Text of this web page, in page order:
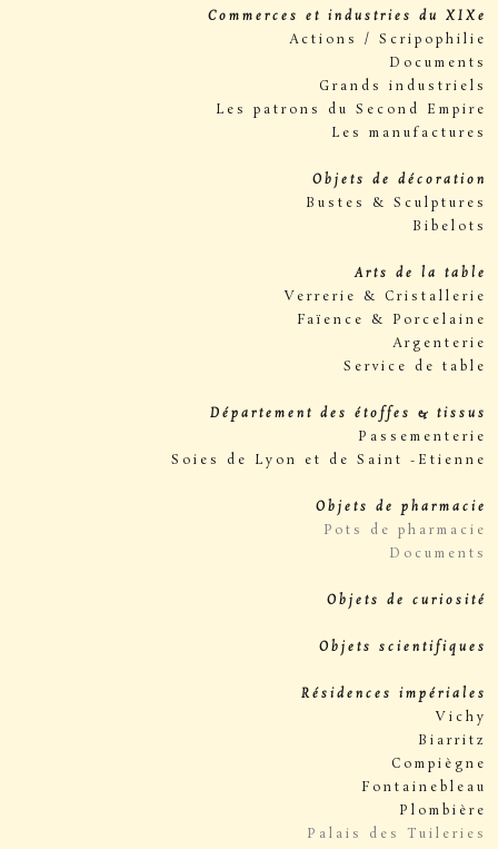
Commerces et industries du XIXe
Actions / Scripophilie
Documents
Grands industriels
Les patrons du Second Empire
Les manufactures
Objets de décoration
Bustes & Sculptures
Bibelots
Arts de la table
Verrerie & Cristallerie
Faïence & Porcelaine
Argenterie
Service de table
Département des étoffes & tissus
Passementerie
Soies de Lyon et de Saint -Etienne
Objets de pharmacie
Pots de pharmacie
Documents
Objets de curiosité
Objets scientifiques
Résidences impériales
Vichy
Biarritz
Compiègne
Fontainebleau
Plombière
Palais des Tuileries